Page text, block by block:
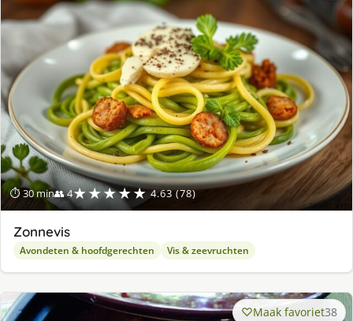
⏱ 30 min👥 4★★★★★ 4.63 (78)
Zonnevis
Avondeten & hoofdgerechten Vis & zeevruchten
Maak favoriet38